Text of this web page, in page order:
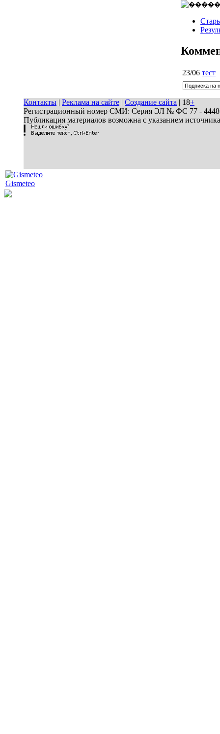
23/06 тест
Контакты | Реклама на сайте | Создание сайта | 18+
Регистрационный номер СМИ: Серия ЭЛ № ФС 77 - 44486
Публикация материалов возможна с указанием
Gismeteo